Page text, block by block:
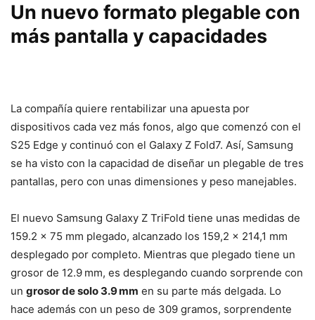
Un nuevo formato plegable con
más pantalla y capacidades
La compañía quiere rentabilizar una apuesta por
dispositivos cada vez más fonos, algo que comenzó con el
S25 Edge y continuó con el Galaxy Z Fold7. Así, Samsung
se ha visto con la capacidad de diseñar un plegable de tres
pantallas, pero con unas dimensiones y peso manejables.
El nuevo Samsung Galaxy Z TriFold tiene unas medidas de
159.2 x 75 mm plegado, alcanzado los 159,2 x 214,1 mm
desplegado por completo. Mientras que plegado tiene un
grosor de 12.9 mm, es desplegando cuando sorprende con
un grosor de solo 3.9 mm en su parte más delgada. Lo
hace además con un peso de 309 gramos, sorprendente